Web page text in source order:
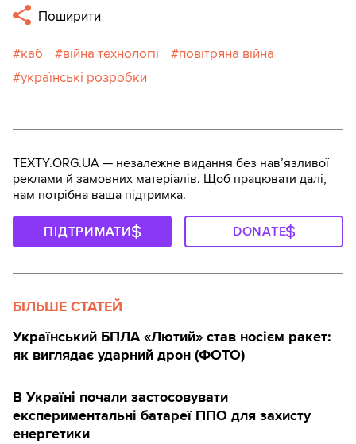
Поширити
каб війна технології
повітряна війна
українські розробки
TEXTY.ORG.UA — незалежне видання без навʼязливої
реклами й замовних матеріалів. Щоб працювати далі,
нам потрібна ваша підтримка.
ПІДТРИМАТИ DONATE
БІЛЬШЕ СТАТЕЙ
Український БПЛА «Лютий» став носієм ракет:
як виглядає ударний дрон (ФОТО)
В Україні почали застосовувати
експериментальні батареї ППО для захисту
енергетики